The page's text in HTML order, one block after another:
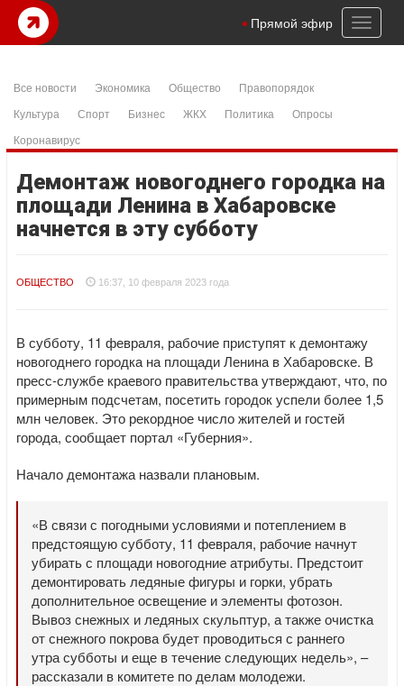
Toggle
Прямой эфир
Все новости Экономика Общество
Правопорядок
Культура
Спорт Бизнес ЖКХ Политика
Опросы
Коронавирус
Демонтаж новогоднего городка на
площади Ленина в Хабаровске
начнется в эту субботу
ОБЩЕСТВО 16:37, 10 февраля 2023 года
В субботу, 11 февраля, рабочие приступят к демонтажу
новогоднего городка на площади Ленина в Хабаровске. В
пресс-службе краевого правительства утверждают, что, по
примерным подсчетам, посетить городок успели более 1,5
млн человек. Это рекордное число жителей и гостей
города, сообщает портал «Губерния».
Начало демонтажа назвали плановым.
«В связи с погодными условиями и потеплением в
предстоящую субботу, 11 февраля, рабочие начнут
убирать с площади новогодние атрибуты. Предстоит
демонтировать ледяные фигуры и горки, убрать
дополнительное освещение и элементы фотозон.
Вывоз снежных и ледяных скульптур, а также очистка
от снежного покрова будет проводиться с раннего
утра субботы и еще в течение следующих недель», –
рассказали в комитете по делам молодежи.